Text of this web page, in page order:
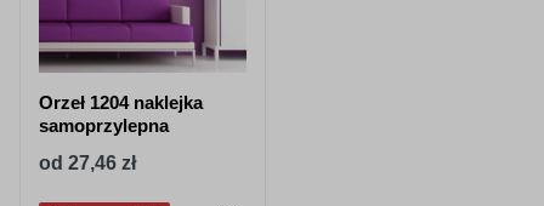
Orzeł 1204 naklejka
samoprzylepna
od 27,46 zł